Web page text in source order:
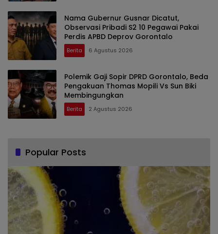
Nama Gubernur Gusnar Dicatut,
Observasi Pribadi S2 10 Pegawai Pakai
Perdis APBD Deprov Gorontalo
Berita 6 Agustus 2026
Polemik Gaji Sopir DPRD Gorontalo, Beda
Pengakuan Thomas Mopili Vs Sun Biki
Membingungkan
Berita 2 Agustus 2026
Popular Posts